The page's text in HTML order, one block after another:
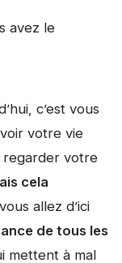
avez le
c’est vous
votre vie
regarder votre
cela
allez d’ici
de tous les
mettent à mal